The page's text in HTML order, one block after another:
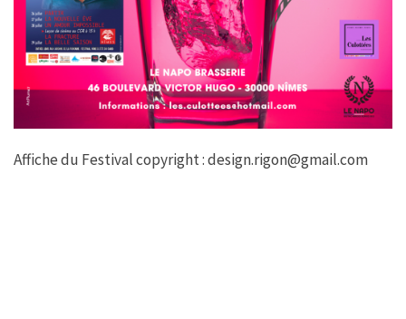
Affiche du Festival copyright : design.rigon@gmail.com